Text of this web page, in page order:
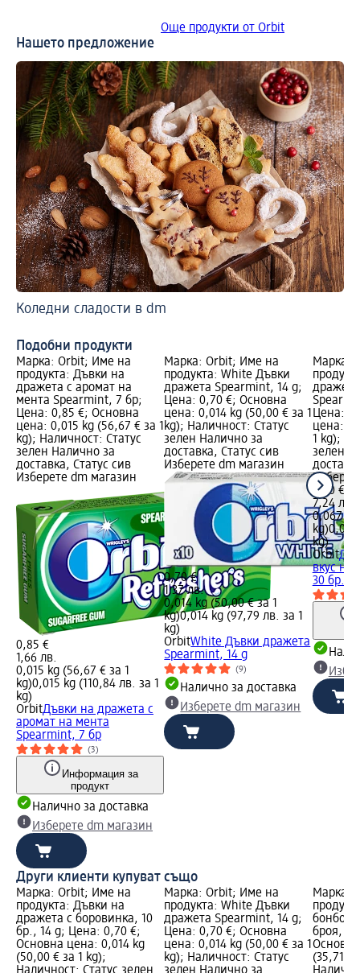
Още продукти от Orbit
Нашето предложение
Коледни сладости в dm
Подобни продукти
Марка: Orbit; Име на
продукта: Дъвки на
дражета с аромат на
мента Spearmint, 7 бр;
Цена: 0,85 €; Основна
цена: 0,015 kg (56,67 € за 1
kg); Наличност: Статус
зелен Налично за
доставка, Статус сив
Изберете dm магазин
0,85 €
1,66 лв.
0,015 kg (56,67 € за 1
kg)0,015 kg (110,84 лв. за 1
kg)
OrbitДъвки на дражета с
аромат на мента
Spearmint, 7 бр
(3)
Информация за
продукт
Налично за доставка
Изберете dm магазин
Марка: Orbit; Име на
продукта: White Дъвки
дражета Spearmint, 14 g;
Цена: 0,70 €; Основна
цена: 0,014 kg (50,00 € за 1
kg); Наличност: Статус
зелен Налично за
доставка, Статус сив
Изберете dm магазин
0,70 €
1,37 лв.
0,014 kg (50,00 € за 1
kg)0,014 kg (97,79 лв. за 1
kg)
OrbitWhite Дъвки дражета
Spearmint, 14 g
(9)
Налично за доставка
Изберете dm магазин
Марка:
Цена:
цена:
1 kg);
зелен
3,70 €
7,24 лв.
0,067 kg
kg)0,067
kg)
Orbit
вкус на
30 бр.,
Други клиенти купуват също
Марка: Orbit; Име на
продукта: Дъвки на
дражета с боровинка, 10
бр., 14 g; Цена: 0,70 €;
Основна цена: 0,014 kg
(50,00 € за 1 kg);
Марка: Orbit; Име на
продукта: White Дъвки
дражета Spearmint, 14 g;
Цена: 0,70 €; Основна
цена: 0,014 kg (50,00 € за 1
kg); Наличност: Статус
Марка:
броя,
(35,71 €